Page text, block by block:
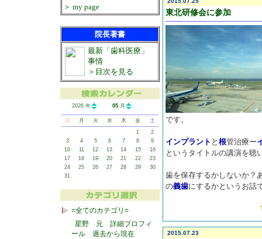
＞ my page
院長著書
最新「歯科医療」
事情
＞目次を見る
2026 年 05 月
日 月 火 水 木 金
土
1
2
3
4 5 6 7 8
9
10
11 12 13 14 15
16
17
18 19 20 21 22
23
24
25 26 27 28 29
30
31
=全てのカテゴリ=
星野 元 詳細プロフィ
ール 過去から現在
東北研修会に参加
です。
インプラント と 根管治療ー
というタイトルの講演を聴
歯を保存するかしないか？
の義歯にするかというお話
2015.07.23